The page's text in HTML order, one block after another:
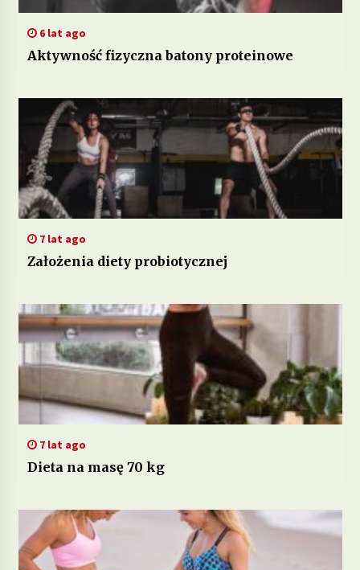
6 lat ago
Aktywność fizyczna batony proteinowe
7 lat ago
Założenia diety probiotycznej
7 lat ago
Dieta na masę 70 kg